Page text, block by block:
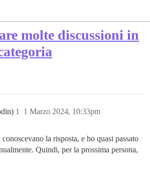
molte discussioni in
1 Marzo 2024, 10:33pm
1
la risposta, e ho quasi passato
Quindi, per la prossima persona,